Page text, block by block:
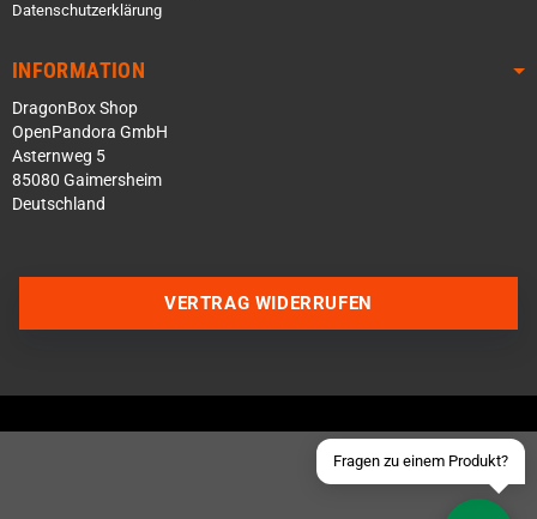
Datenschutzerklärung
INFORMATION
DragonBox Shop
OpenPandora GmbH
Asternweg 5
85080 Gaimersheim
Deutschland
Fragen zu einem Produkt?
Schick uns eine eMail
VERTRAG WIDERRUFEN